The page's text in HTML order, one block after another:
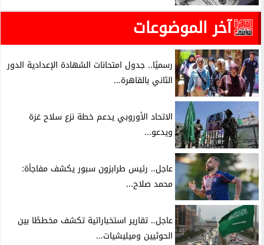
آخر الموضوعات
رسميًا.. جدول امتحانات الشهادة الإعدادية الدور
الثاني بالقاهرة...
الاتحاد الأوروبي يدعم خطة نزع سلاح غزة
ويدعو...
عاجل.. رئيس طرابزون سبور يكشف مفاجأة:
محمد صلاح...
عاجل.. تقارير استخباراتية تكشف مخططًا بين
الحوثيين وميليشيات...